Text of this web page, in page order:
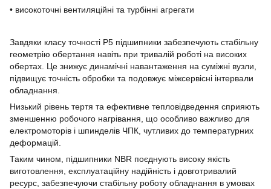
• високоточні вентиляційні та турбінні агрегати
Завдяки класу точності P5 підшипники забезпечують стабільну
геометрію обертання навіть при тривалій роботі на високих
обертах. Це знижує динамічні навантаження на суміжні вузли,
підвищує точність обробки та подовжує міжсервісні інтервали
обладнання.
Низький рівень тертя та ефективне тепловідведення сприяють
зменшенню робочого нагрівання, що особливо важливо для
електромоторів і шпинделів ЧПК, чутливих до температурних
деформацій.
Таким чином, підшипники NBR поєднують високу якість
виготовлення, експлуатаційну надійність і довготривалий
ресурс, забезпечуючи стабільну роботу обладнання в умовах